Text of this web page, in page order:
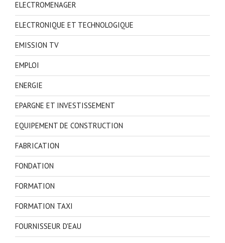
ELECTROMENAGER
ELECTRONIQUE ET TECHNOLOGIQUE
EMISSION TV
EMPLOI
ENERGIE
EPARGNE ET INVESTISSEMENT
EQUIPEMENT DE CONSTRUCTION
FABRICATION
FONDATION
FORMATION
FORMATION TAXI
FOURNISSEUR D'EAU